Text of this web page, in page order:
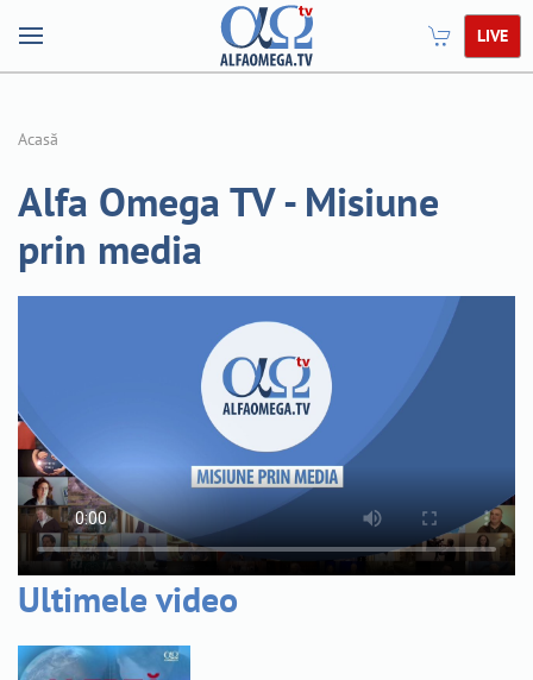
LIVE
Acasă
Alfa Omega TV - Misiune
prin media
Ultimele video